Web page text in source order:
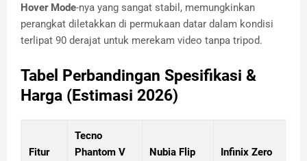
Hover Mode-nya yang sangat stabil, memungkinkan
perangkat diletakkan di permukaan datar dalam kondisi
terlipat 90 derajat untuk merekam video tanpa tripod.
Tabel Perbandingan Spesifikasi &
Harga (Estimasi 2026)
Fitur
Tecno
Phantom V
Nubia Flip
Infinix Zero